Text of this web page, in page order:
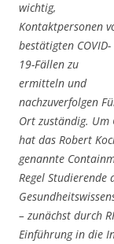
wichtig,
Kontaktpersonen
bestätigten COVID-
19-Fällen zu
ermitteln und
nachzuverfolgen
Ort zuständig. Um
hat das Robert
genannte
Regel
– zunächst durch
Einführung in die